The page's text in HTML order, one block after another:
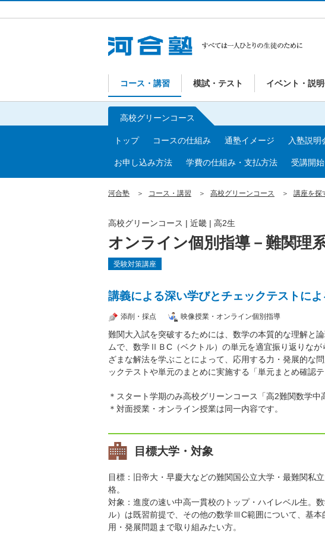
コース・講習 模試・テスト イベント・説
高校グリーンコース
トップ コースの仕組み 通塾イメージ 入塾説明
お申し込み方法 学費の仕組み・支払方法 受講開
河合塾 コース・講習 高校グリーンコース 講座を探
高校グリーンコース | 近畿 | 高2生
オンライン個別指導－難関理
受験対策講座
講義による深い学びとチェックテストに
添削・採点 映像授業・オンライン個別指導
難関大入試を突破するためには、数学の本質的な理解と
ムで、数学ⅡＢC（ベクトル）の単元を適宜振り返りな
ざまな解法を学ぶことによって、応用する力・発展的な
ックテストや単元のまとめに実施する「単元まとめ確認
＊スタート学期のみ高校グリーンコース「高2難関数学中
＊対面授業・オンライン授業は同一内容です。
目標大学・対象
目標：旧帝大・早慶大などの難関国公立大学・最難関私
格。
対象：進度の速い中高一貫校のトップ・ハイレベル生。
ル）は既習前提で、その他の数学ⅢC範囲について、基本
用・発展問題まで取り組みたい方。